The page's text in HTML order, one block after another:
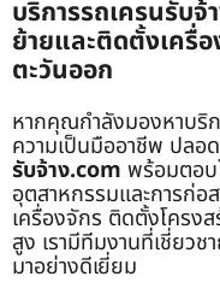
บริการรถเครนรับ
ย้ายและติดตั้งเครื่
ตะวันออก
หากคุณกำลังมองหาบริ
ความเป็นมืออาชีพ ปลอ
รับจ้าง.com พร้อมตอบ
อุตสาหกรรมและการก่อ
เครื่องจักร ติดตั้งโครง
สูง เรามีทีมงานที่เชี่ยวช
มาอย่างดีเยี่ยม